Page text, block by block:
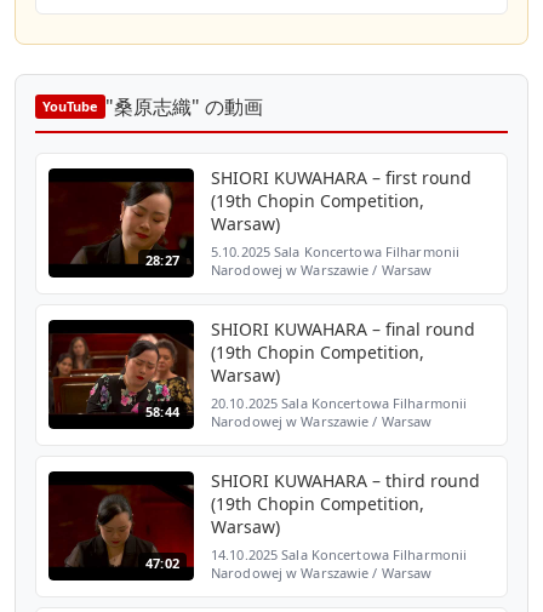
YouTube "桑原志織" の動画
28:27
SHIORI KUWAHARA – first round
(19th Chopin Competition,
Warsaw)
5.10.2025 Sala Koncertowa Filharmonii
Narodowej w Warszawie / Warsaw
Fryderyka Chopina The 19th Internation...
58:44
SHIORI KUWAHARA – final round
(19th Chopin Competition,
Warsaw)
20.10.2025 Sala Koncertowa Filharmonii
Narodowej w Warszawie / Warsaw
Fryderyka Chopina The 19th Internatio...
47:02
SHIORI KUWAHARA – third round
(19th Chopin Competition,
Warsaw)
14.10.2025 Sala Koncertowa Filharmonii
Narodowej w Warszawie / Warsaw